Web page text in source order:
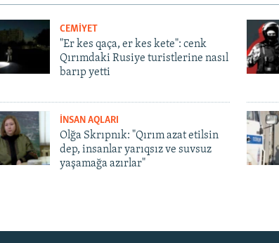
CEMİYET
"Er kes qaça, er kes kete": cenk
Qırımdaki Rusiye turistlerine nasıl
barıp yetti
İNSAN AQLARI
Olğa Skrıpnık: "Qırım azat etilsin
dep, insanlar yarıqsız ve suvsuz
yaşamağa azırlar"